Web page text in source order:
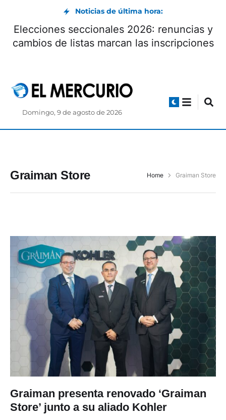
Noticias de última hora:
Elecciones seccionales 2026: renuncias y
cambios de listas marcan las inscripciones
Domingo, 9 de agosto de 2026
Graiman Store Home Graiman Store
Graiman presenta renovado ‘Graiman
Store’ junto a su aliado Kohler